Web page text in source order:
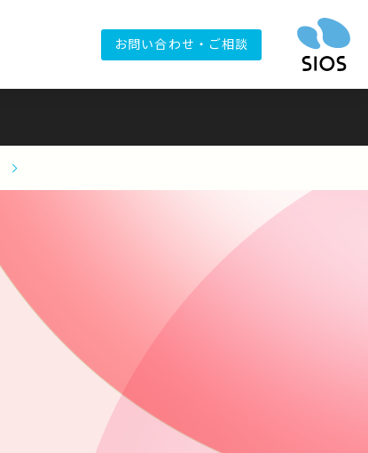
お問い合わせ・ご相談